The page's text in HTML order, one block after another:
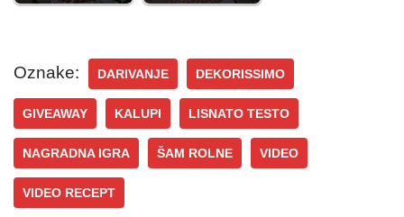
Oznake: DARIVANJE DEKORISSIMO
GIVEAWAY KALUPI LISNATO TESTO
NAGRADNA IGRA ŠAM ROLNE VIDEO
VIDEO RECEPT